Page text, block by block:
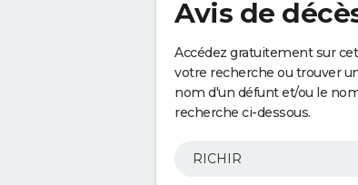
Avis de
Accédez gratuitement sur
votre recherche ou trouver
nom d'un défunt et/ou le
recherche ci-dessous.